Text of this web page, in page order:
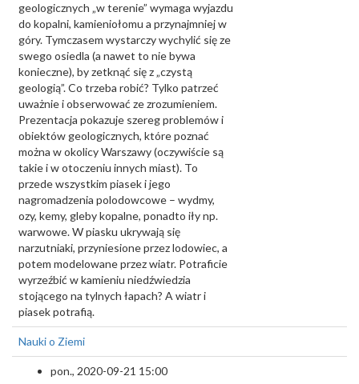
geologicznych „w terenie” wymaga wyjazdu
do kopalni, kamieniołomu a przynajmniej w
góry. Tymczasem wystarczy wychylić się ze
swego osiedla (a nawet to nie bywa
konieczne), by zetknąć się z „czystą
geologią”. Co trzeba robić? Tylko patrzeć
uważnie i obserwować ze zrozumieniem.
Prezentacja pokazuje szereg problemów i
obiektów geologicznych, które poznać
można w okolicy Warszawy (oczywiście są
takie i w otoczeniu innych miast). To
przede wszystkim piasek i jego
nagromadzenia polodowcowe – wydmy,
ozy, kemy, gleby kopalne, ponadto iły np.
warwowe. W piasku ukrywają się
narzutniaki, przyniesione przez lodowiec, a
potem modelowane przez wiatr. Potraficie
wyrzeźbić w kamieniu niedźwiedzia
stojącego na tylnych łapach? A wiatr i
piasek potrafią.
Nauki o Ziemi
pon., 2020-09-21 15:00